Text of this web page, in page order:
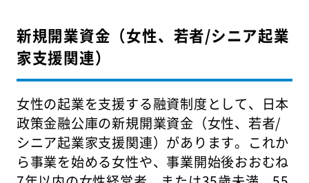
新規開業資金（女性、若者/シニア起業
家支援関連）
女性の起業を支援する融資制度として、日本
政策金融公庫の新規開業資金（女性、若者/
シニア起業家支援関連）があります。これか
ら事業を始める女性や、事業開始後おおむね